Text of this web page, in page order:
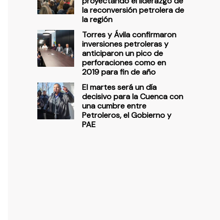
la reconversión petrolera de
la región
Torres y Ávila confirmaron
inversiones petroleras y
anticiparon un pico de
perforaciones como en
2019 para fin de año
El martes será un día
decisivo para la Cuenca con
una cumbre entre
Petroleros, el Gobierno y
PAE